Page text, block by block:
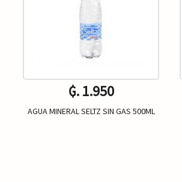
₲. 1.950
AGUA MINERAL SELTZ SIN GAS 500ML